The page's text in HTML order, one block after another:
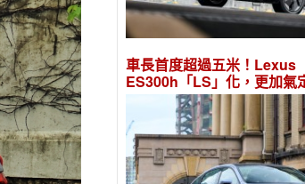
車長首度超過五米！Lexus
ES300h「LS」化，更加氣